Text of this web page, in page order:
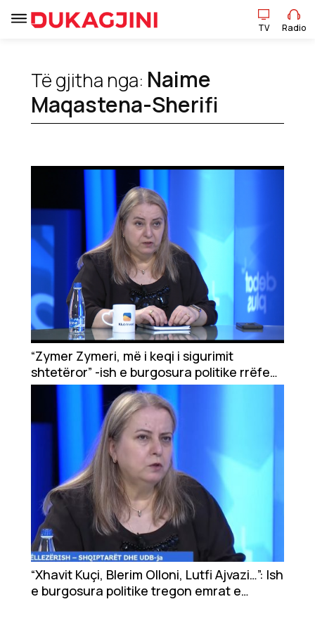
Lajme
Pikëpamje
Art Jete
Kulturë
Showbiz
Ekonomi
Teknologji
Udhëtime
DuVideo
TV Radio
Të gjitha nga: Naime
Maqastena-Sherifi
“Zymer Zymeri, më i keqi i sigurimit
shtetëror” -ish e burgosura politike rrëfen
për torturat që përjetoi nga shqiptarët e
UDB-së
“Xhavit Kuçi, Blerim Olloni, Lutfi Ajvazi…”: Ish
e burgosura politike tregon emrat e